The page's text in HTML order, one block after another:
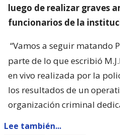
luego de realizar graves
funcionarios de la
“Vamos a seguir matando
parte de lo que escribió
en vivo realizada por la
los resultados de un
organización criminal
Lee también...